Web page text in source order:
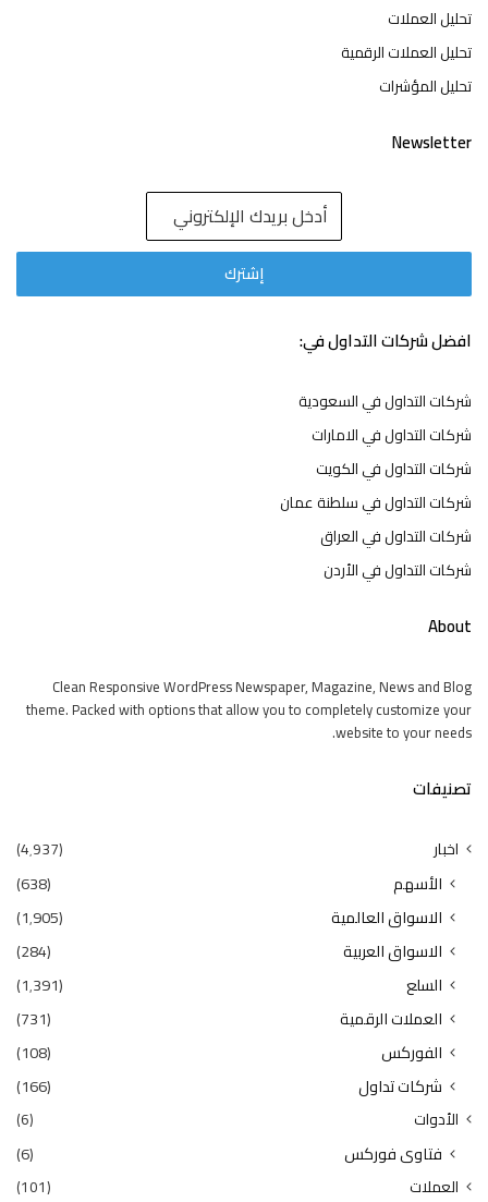
تحليل العملات
تحليل العملات الرقمية
تحليل المؤشرات
Newsletter
افضل شركات التداول في:
شركات التداول في السعودية
شركات التداول في الامارات
شركات التداول في الكويت
شركات التداول في سلطنة عمان
شركات التداول في العراق
شركات التداول في الأردن
About
Clean Responsive WordPress Newspaper, Magazine, News and Blog
theme. Packed with options that allow you to completely customize your
website to your needs.
تصنيفات
اخبار (4٬937)
الأسهم
(638)
الاسواق العالمية
(1٬905)
الاسواق العربية
(284)
السلع
(1٬391)
العملات الرقمية
(731)
الفوركس
(108)
شركات تداول
(166)
الأدوات (6)
فتاوى فوركس (6)
العملات (101)